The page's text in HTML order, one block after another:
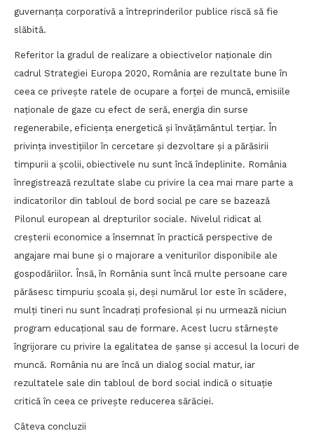
guvernanța corporativă a întreprinderilor publice riscă să fie
slăbită.
Referitor la gradul de realizare a obiectivelor naționale din
cadrul Strategiei Europa 2020, România are rezultate bune în
ceea ce privește ratele de ocupare a forței de muncă, emisiile
naționale de gaze cu efect de seră, energia din surse
regenerabile, eficiența energetică și învățământul terțiar. În
privința investițiilor în cercetare și dezvoltare și a părăsirii
timpurii a școlii, obiectivele nu sunt încă îndeplinite. România
înregistrează rezultate slabe cu privire la cea mai mare parte a
indicatorilor din tabloul de bord social pe care se bazează
Pilonul european al drepturilor sociale. Nivelul ridicat al
creșterii economice a însemnat în practică perspective de
angajare mai bune și o majorare a veniturilor disponibile ale
gospodăriilor. Însă, în România sunt încă multe persoane care
părăsesc timpuriu școala și, deși numărul lor este în scădere,
mulți tineri nu sunt încadrați profesional și nu urmează niciun
program educațional sau de formare. Acest lucru stârnește
îngrijorare cu privire la egalitatea de șanse și accesul la locuri de
muncă. România nu are încă un dialog social matur, iar
rezultatele sale din tabloul de bord social indică o situație
critică în ceea ce privește reducerea sărăciei.
Câteva concluzii